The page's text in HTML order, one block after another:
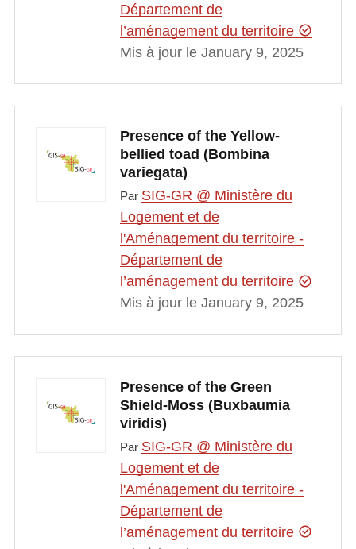
Département de
l’aménagement du territoire
Mis à jour le January 9, 2025
Presence of the Yellow-
bellied toad (Bombina
variegata)
Par SIG-GR @ Ministère du
Logement et de
l'Aménagement du territoire -
Département de
l’aménagement du territoire
Mis à jour le January 9, 2025
Presence of the Green
Shield-Moss (Buxbaumia
viridis)
Par SIG-GR @ Ministère du
Logement et de
l'Aménagement du territoire -
Département de
l’aménagement du territoire